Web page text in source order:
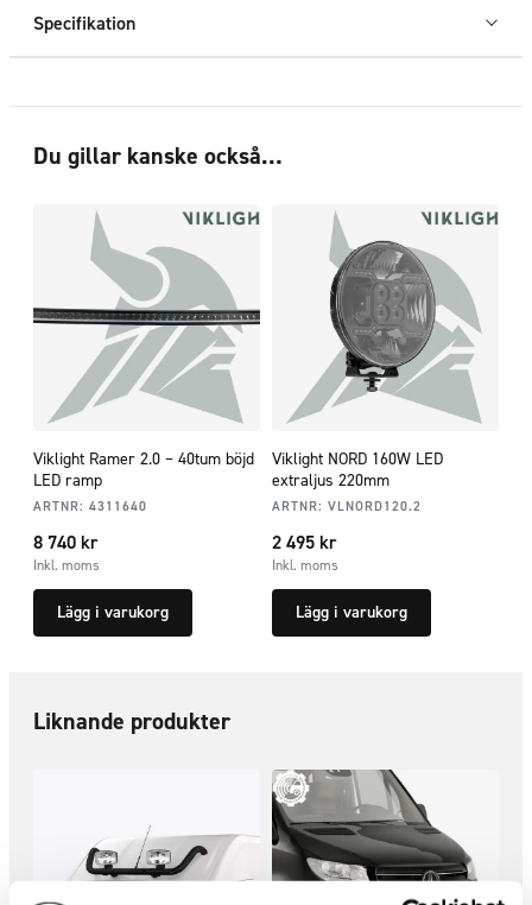
Specifikation
Du gillar kanske också…
Viklight Ramer 2.0 – 40tum böjd
LED ramp
ARTNR: 4311640
8 740 kr
Inkl. moms
Lägg i varukorg
Viklight NORD 160W LED
extraljus 220mm
ARTNR: VLNORD120.2
2 495 kr
Inkl. moms
Lägg i varukorg
Liknande produkter